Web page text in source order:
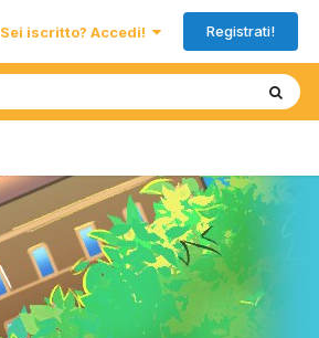
Sei iscritto? Accedi! Registrati!